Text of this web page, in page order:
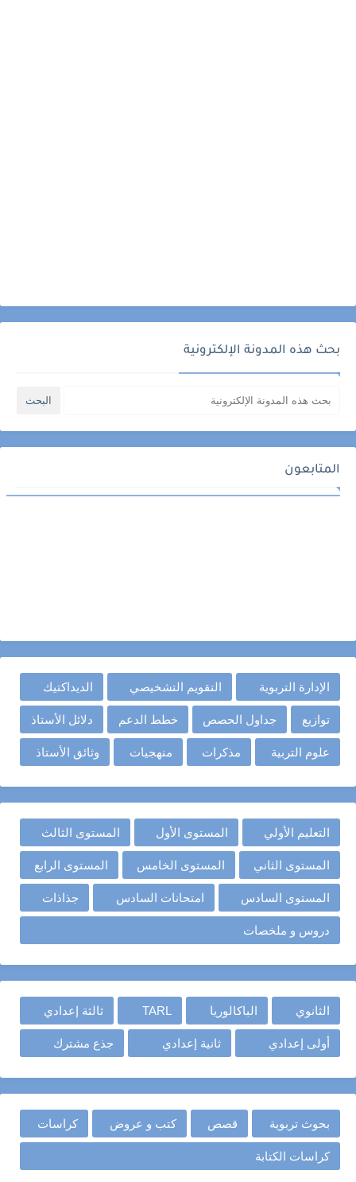
بحث هذه المدونة الإلكترونية
المتابعون
الإدارة التربوية التقويم التشخيصي الديداكتيك
توازيع جداول الحصص خطط الدعم دلائل الأستاذ
علوم التربية مذكرات منهجيات وثائق الأستاذ
التعليم الأولي المستوى الأول المستوى الثالث
المستوى الثاني المستوى الخامس المستوى الرابع
المستوى السادس امتحانات السادس جذاذات
دروس و ملخصات
الثانوي الباكالوريا TARL ثالثة إعدادي
أولى إعدادي ثانية إعدادي جذع مشترك
بحوث تربوية قصص كتب و عروض كراسات
كراسات الكتابة